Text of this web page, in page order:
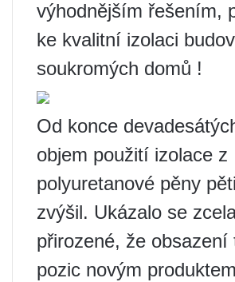
výhodnějším řešením,
ke kvalitní izolaci
soukromých domů !
Od konce
objem použití izolace z
polyuretanové pěny
zvýšil. Ukázalo se
přirozené, že obsazení
pozic novým